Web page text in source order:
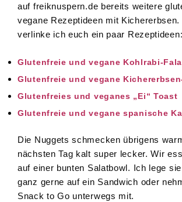
auf freiknuspern.de bereits weitere
vegane Rezeptideen mit Kichererbsen.
verlinke ich euch ein paar Rezeptideen:
Glutenfreie und vegane Kohlrabi-
Glutenfreie und vegane
Glutenfreies und veganes „Ei“ Toast
Glutenfreie und vegane spanische
Die Nuggets schmecken übrigens
nächsten Tag kalt super lecker. Wir
auf einer bunten Salatbowl. Ich lege
ganz gerne auf ein Sandwich oder
Snack to Go unterwegs mit.